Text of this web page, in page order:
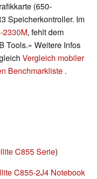
(650-
Speicherkontroller. Im
2330M, fehlt dem
Tools.» Weitere Infos
Vergleich mobiler
Benchmarkliste .
C855 Serie)
C855-2J4 Notebook